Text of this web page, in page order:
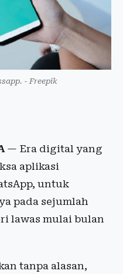
- Freepik
— Era digital yang
aplikasi
untuk
pada sejumlah
lawas mulai bulan
tanpa alasan,